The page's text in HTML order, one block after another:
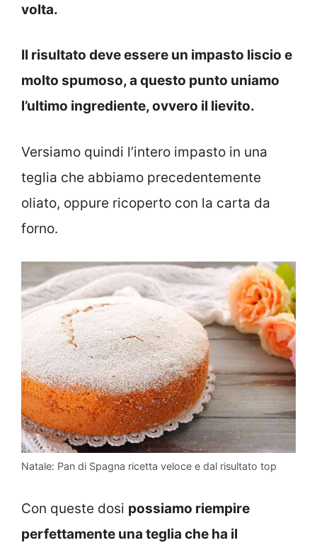
volta.
Il risultato deve essere un impasto liscio e
molto spumoso, a questo punto uniamo
l’ultimo ingrediente, ovvero il lievito.
Versiamo quindi l’intero impasto in una
teglia che abbiamo precedentemente
oliato, oppure ricoperto con la carta da
forno.
Natale: Pan di Spagna ricetta veloce e dal risultato top
Con queste dosi possiamo riempire
perfettamente una teglia che ha il